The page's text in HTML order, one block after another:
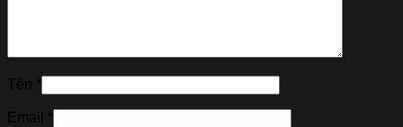
Tên *
Email *